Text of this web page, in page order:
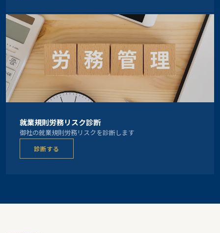
就業規則労務リスク診断
御社の就業規則労務リスクを診断します
診断する